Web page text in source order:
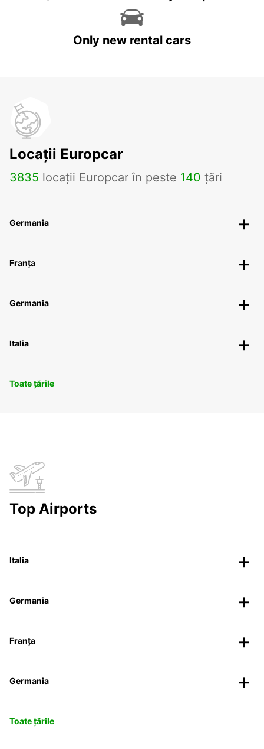
Only new rental cars
Locații Europcar
3835 locații Europcar în peste 140 țări
Germania
Franța
Germania
Italia
Toate țările
Top Airports
Italia
Germania
Franța
Germania
Toate țările